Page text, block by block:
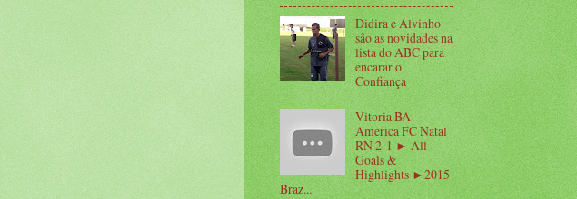
Didira e Alvinho
são as novidades na
lista do ABC para
encarar o
Confiança
Vitoria BA -
America FC Natal
RN 2-1 ► All
Goals &
Highlights ►2015
Braz...